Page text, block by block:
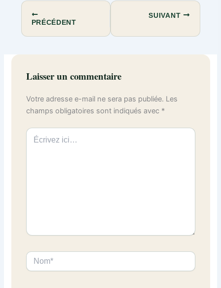
PRÉCÉDENT
SUIVANT
Laisser un commentaire
Votre adresse e-mail ne sera pas publiée. Les
champs obligatoires sont indiqués avec *
Écrivez
ici…
Nom*